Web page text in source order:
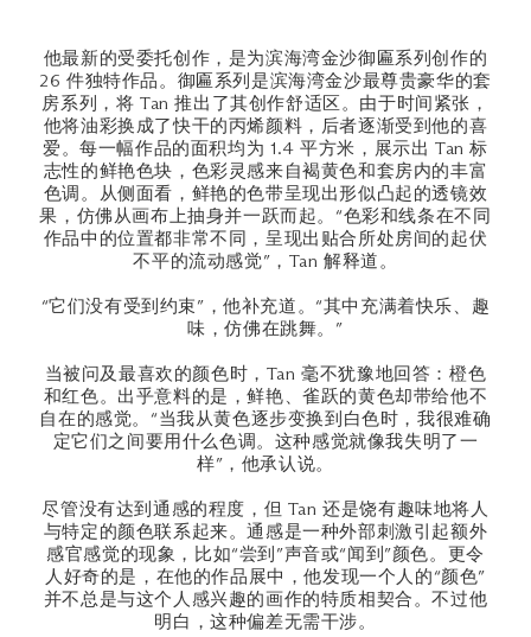
他最新的受委托创作，是为滨海湾金沙御匾系列创作的
26 件独特作品。御匾系列是滨海湾金沙最尊贵豪华的套
房系列，将 Tan 推出了其创作舒适区。由于时间紧张，
他将油彩换成了快干的丙烯颜料，后者逐渐受到他的喜
爱。每一幅作品的面积均为 1.4 平方米，展示出 Tan 标
志性的鲜艳色块，色彩灵感来自褐黄色和套房内的丰富
色调。从侧面看，鲜艳的色带呈现出形似凸起的透镜效
果，仿佛从画布上抽身并一跃而起。“色彩和线条在不同
作品中的位置都非常不同，呈现出贴合所处房间的起伏
不平的流动感觉”，Tan 解释道。
“它们没有受到约束”，他补充道。“其中充满着快乐、趣
味，仿佛在跳舞。”
当被问及最喜欢的颜色时，Tan 毫不犹豫地回答：橙色
和红色。出乎意料的是，鲜艳、雀跃的黄色却带给他不
自在的感觉。“当我从黄色逐步变换到白色时，我很难确
定它们之间要用什么色调。这种感觉就像我失明了一
样”，他承认说。
尽管没有达到通感的程度，但 Tan 还是饶有趣味地将人
与特定的颜色联系起来。通感是一种外部刺激引起额外
感官感觉的现象，比如“尝到”声音或“闻到”颜色。更令
人好奇的是，在他的作品展中，他发现一个人的“颜色”
并不总是与这个人感兴趣的画作的特质相契合。不过他
明白，这种偏差无需干涉。